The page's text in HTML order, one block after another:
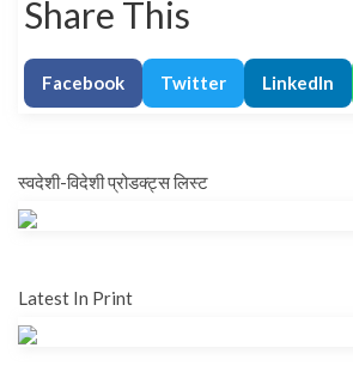
Share This
Facebook Twitter LinkedIn
स्वदेशी-विदेशी प्रोडक्ट्स लिस्ट
Latest In Print